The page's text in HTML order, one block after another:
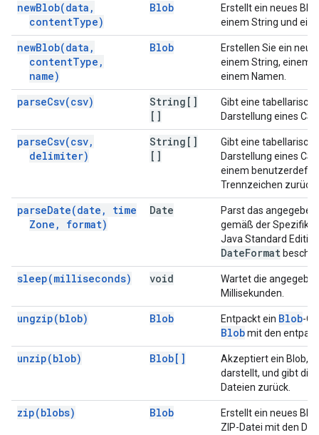
newBlob(data ,
contentType)
Blob
Erstellt ein neues
einem String und
newBlob(data ,
contentType ,
name)
Blob
Erstellen Sie ein
einem String, einem
einem Namen.
parseCsv(csv)
String[]
[]
Gibt eine
Darstellung eines
parseCsv(csv,
delimiter)
String[]
[]
Gibt eine
Darstellung eines
einem
Trennzeichen zurück.
parseDate(date ,
time
Zone , format)
Date
Parst das
gemäß der
Java Standard
DateFormat
sleep(milliseconds) void
Wartet die
Millisekunden.
ungzip(blob) Blob Entpackt ein Blob-
Blobmit den
unzip(blob) Blob[]
Akzeptiert ein Blob,
darstellt, und gibt die
Dateien zurück.
zip(blobs) Blob
Erstellt ein neues
ZIP-Datei mit den